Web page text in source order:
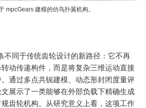
mpcGears 建模的仿鸟扑翼机构。
不同于传统齿轮设计的新路径：它不再
动传递构件，而是将复杂三维运动直接
通过多点共轭建模、动态形封闭度量评
展示了一类能够在外部负载下精确生成
齿轮机构。从研究意义上看，这项工作